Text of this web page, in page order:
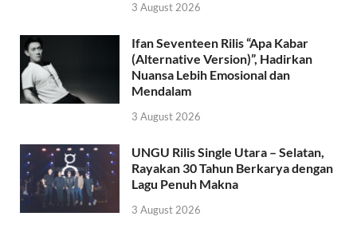
3 August 2026
Ifan Seventeen Rilis “Apa Kabar
(Alternative Version)”, Hadirkan
Nuansa Lebih Emosional dan
Mendalam
3 August 2026
UNGU Rilis Single Utara – Selatan,
Rayakan 30 Tahun Berkarya dengan
Lagu Penuh Makna
3 August 2026